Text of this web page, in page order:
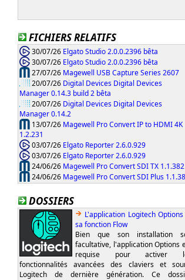
FICHIERS RELATIFS
30/07/26 Elgato Studio 2.0.0.2396 bêta
30/07/26 Elgato Studio 2.0.0.2396 bêta
27/07/26 Magewell USB Capture Series 2607
20/07/26 Digital Devices Digital Devices
Manager 0.14.3 build 2 bêta
20/07/26 Digital Devices Digital Devices
Manager 0.14.2
13/07/26 Magewell Pro Convert IP to HDMI 4K
1.2.231
03/07/26 Elgato Reporter 2.6.0.929
03/07/26 Elgato Reporter 2.6.0.929
24/06/26 Magewell Pro Convert SDI TX 1.1.382
24/06/26 Magewell Pro Convert SDI Plus
DOSSIERS
L'application Logitech
sa fonction Flow
Bien que son installation
facultative, l'application Options
requise pour activer
fonctionnalités avancées des claviers et
Logitech de dernière génération. Ce